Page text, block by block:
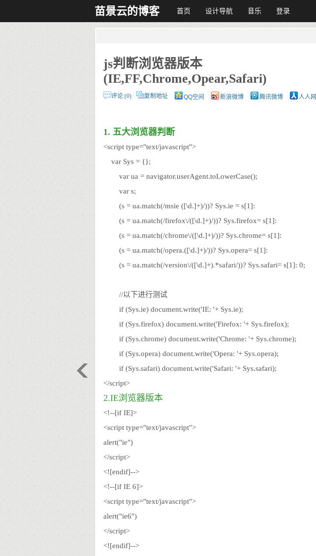
苗景云的博客 首页 设计导航 音乐 登录
js判断浏览器版本
(IE,FF,Chrome,Opear,Safari)
评论:(0) 复制地址 QQ空间 新浪微博 腾讯微博 人人网
1. 五大浏览器判断
<script type="text/javascript">
var Sys = {};
var ua = navigator.userAgent.toLowerCase();
var s;
(s = ua.match(/msie ([\d.]+)/))? Sys.ie = s[1]:
(s = ua.match(/firefox\/([\d.]+)/))? Sys.firefox= s[1]:
(s = ua.match(/chrome\/([\d.]+)/))? Sys.chrome= s[1]:
(s = ua.match(/opera.([\d.]+)/))? Sys.opera= s[1]:
(s = ua.match(/version\/([\d.]+).*safari/))? Sys.safari= s[1]: 0;
//以下进行测试
if (Sys.ie) document.write('IE: '+ Sys.ie);
if (Sys.firefox) document.write('Firefox: '+ Sys.firefox);
if (Sys.chrome) document.write('Chrome: '+ Sys.chrome);
if (Sys.opera) document.write('Opera: '+ Sys.opera);
if (Sys.safari) document.write('Safari: '+ Sys.safari);
</script>
2.IE浏览器版本
<!--[if IE]>
<script type="text/javascript">
alert("ie")
</script>
<![endif]-->
<!--[if IE 6]>
<script type="text/javascript">
alert("ie6")
</script>
<![endif]-->